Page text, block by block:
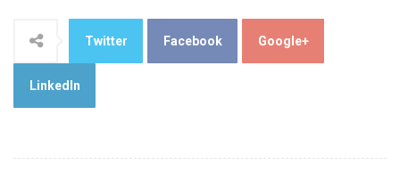
Twitter Facebook Google+
LinkedIn